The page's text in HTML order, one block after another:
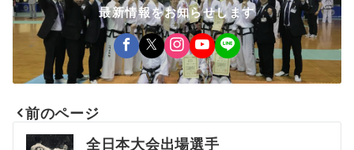
最新情報をお知らせします
投
前のページ
全日本大会出場選手